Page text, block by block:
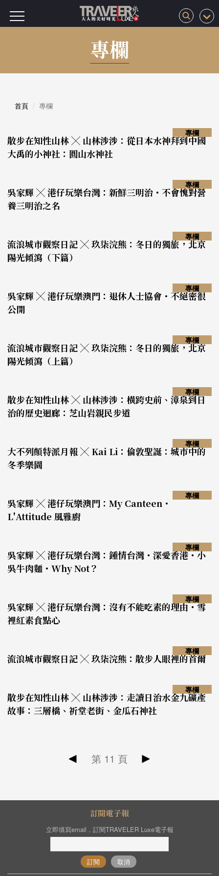
專欄
首頁 專欄
散步在知性山林 ╳ 山林涉涉：從日本水神拜到中國
大禹的小神社：圓山水神社
專欄
吳家輝 ╳ 港仔玩樂台灣：新鮮三明治・不會愧對營
養三明治之名
專欄
流浪城市觀察日記 ╳ 玖柒浣熊：冬日的獨旅，北京
陽光傾瀉（下篇）
專欄
吳家輝 ╳ 港仔玩樂澳門：退休人士協會・不絕密很
公開
專欄
流浪城市觀察日記 ╳ 玖柒浣熊：冬日的獨旅，北京
陽光傾瀉（上篇）
專欄
散步在知性山林 ╳ 山林涉涉：橫跨史前、漳泉到日
治的歷史迴廊：芝山岩親民步道
專欄
大不列顛特派月報 ╳ Kai Li：倫敦聖誕：城市中的
冬季樂園
專欄
吳家輝 ╳ 港仔玩樂澳門：My Canteen・
L'Attitude 風雅廚
專欄
吳家輝 ╳ 港仔玩樂台灣：鍾情台灣・深愛香港・小
吳牛肉麵・Why Not？
專欄
吳家輝 ╳ 港仔玩樂台灣：沒有不能吃素的理由・雪
裡紅素食點心
專欄
流浪城市觀察日記 ╳ 玖柒浣熊：散步人眼裡的首爾
專欄
散步在知性山林 ╳ 山林涉涉：走讀日治水金九礦產
故事：三層橋、祈堂老街、金瓜石神社
專欄
第 11 頁
訂閱電子報
立即填寫email，訂閱TRAVELER Luxe電子報
訂閱 取消